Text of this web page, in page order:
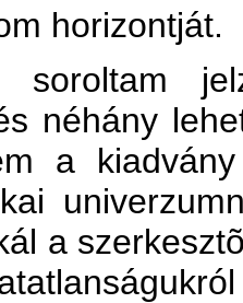
horizontját.
soroltam
néhány
a
a